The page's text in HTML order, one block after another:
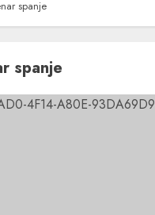
spanje
spanje